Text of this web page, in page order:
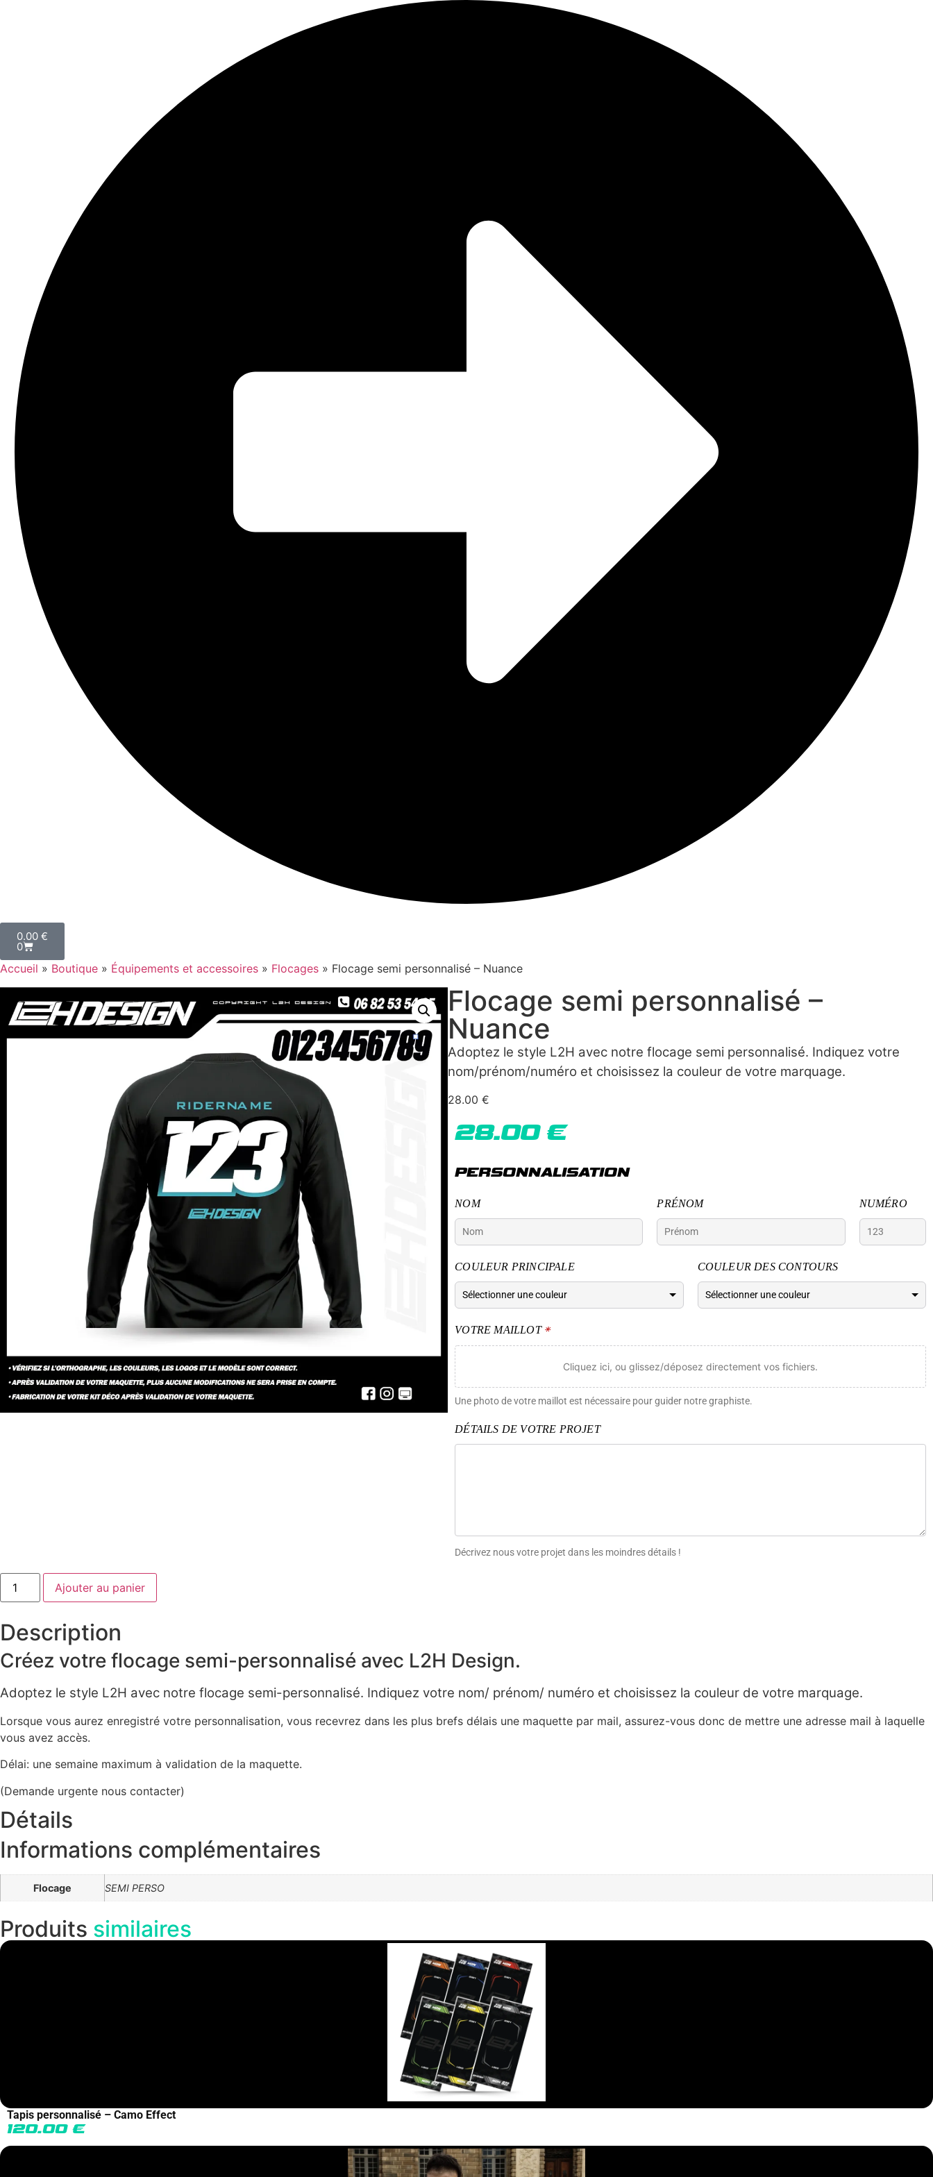
0.00 €
0
Accueil » Boutique » Équipements et accessoires » Flocages » Flocage semi personnalisé – Nuance
Flocage semi personnalisé –
Nuance
Adoptez le style L2H avec notre flocage semi personnalisé. Indiquez votre
nom/prénom/numéro et choisissez la couleur de votre marquage.
28.00€
28.00 €
PERSONNALISATION
NOM PRÉNOM NUMÉRO
COULEUR PRINCIPALE COULEUR DES CONTOURS
VOTRE MAILLOT *
Cliquez ici, ou glissez/déposez directement vos fichiers.
Une photo de votre maillot est nécessaire pour guider notre graphiste.
DÉTAILS DE VOTRE PROJET
Décrivez nous votre projet dans les moindres détails !
Ajouter au panier
Description
Créez votre flocage semi-personnalisé avec L2H Design.
Adoptez le style L2H avec notre flocage semi-personnalisé. Indiquez votre nom/ prénom/ numéro et choisissez la couleur de votre marquage.
Lorsque vous aurez enregistré votre personnalisation, vous recevrez dans les plus brefs délais une maquette par mail, assurez-vous donc de mettre une adresse mail à laquelle
vous avez accès.
Délai: une semaine maximum à validation de la maquette.
(Demande urgente nous contacter)
Détails
Informations complémentaires
Flocage SEMI PERSO
Produits similaires
Tapis personnalisé – Camo Effect
120.00 €